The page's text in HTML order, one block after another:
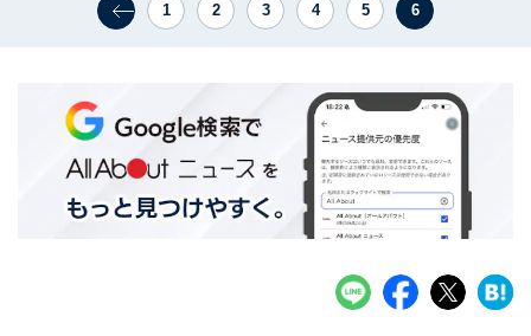
1 2 3 4 5 6